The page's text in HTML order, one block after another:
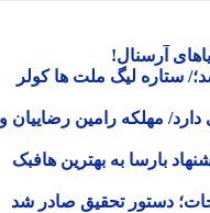
آرسنال!
لیگ ملت ها کولر
مهلکه رامین رضاییان و
بارسا به بهترین هافبک
دستور تحقیق صادر شد